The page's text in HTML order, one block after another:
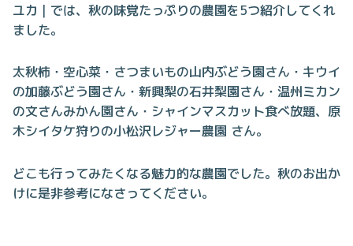
ユカ｜では、秋の味覚たっぷりの農園を5つ紹介してくれ
ました。
太秋柿・空心菜・さつまいもの山内ぶどう園さん・キウイ
の加藤ぶどう園さん・新興梨の石井梨園さん・温州ミカン
の文さんみかん園さん・シャインマスカット食べ放題、原
木シイタケ狩りの小松沢レジャー農園 さん。
どこも行ってみたくなる魅力的な農園でした。秋のお出か
けに是非参考になさってください。